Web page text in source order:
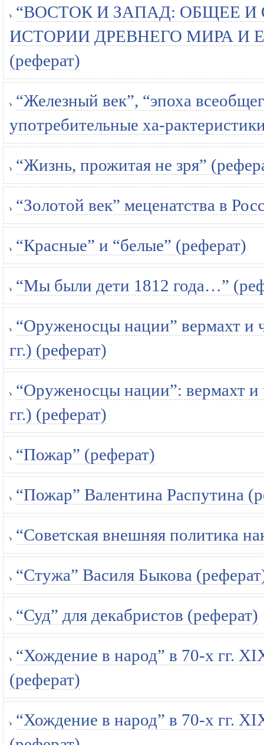
“ВОСТОК И ЗАПАД: ОБЩЕЕ
ИСТОРИИ ДРЕВНЕГО МИРА И
(реферат)
“Железный век”, “эпоха
употребительные ха-
“Жизнь, прожитая не зря”
“Золотой век” меценатства в
“Красные” и “белые” (реферат)
“Мы были дети 1812 года…”
“Оруженосцы нации” вермахт и
гг.) (реферат)
“Оруженосцы нации”: вермахт и
гг.) (реферат)
“Пожар” (реферат)
“Пожар” Валентина Распутина
“Советская внешняя политика
“Стужа” Василя Быкова
“Суд” для декабристов (реферат)
“Хождение в народ” в 70-х гг.
(реферат)
“Хождение в народ” в 70-х гг.